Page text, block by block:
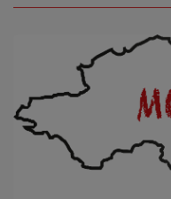
INFOS POP ROCK
La Radio
EMISSIONS